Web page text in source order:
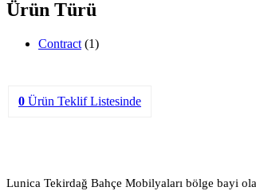
Ürün Türü
Contract (1)
0 Ürün Teklif Listesinde
Lunica Tekirdağ Bahçe Mobilyaları bölge bayi